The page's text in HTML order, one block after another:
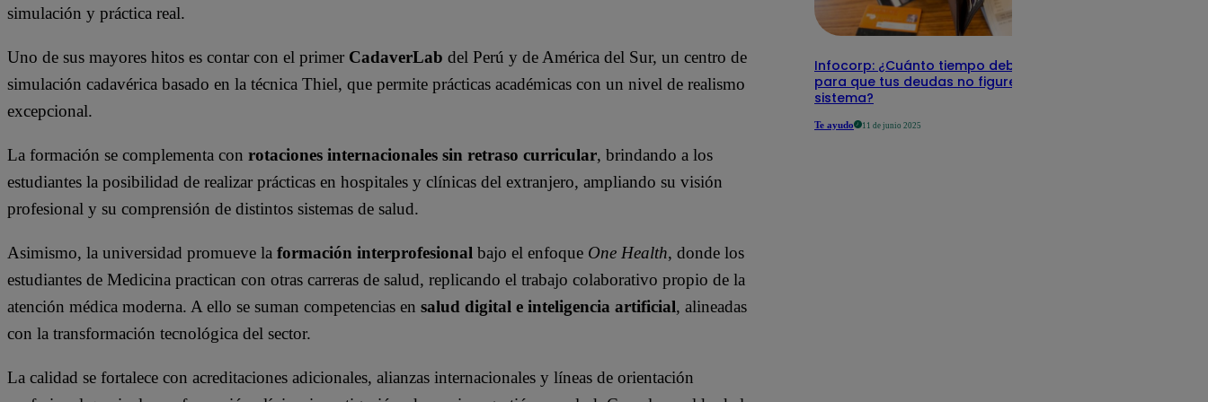
simulación y práctica real.
Uno de sus mayores hitos es contar con el primer CadaverLab del Perú y de América del Sur, un centro de
simulación cadavérica basado en la técnica Thiel, que permite prácticas académicas con un nivel de realismo
excepcional.
La formación se complementa con rotaciones internacionales sin retraso curricular, brindando a los
estudiantes la posibilidad de realizar prácticas en hospitales y clínicas del extranjero, ampliando su visión
profesional y su comprensión de distintos sistemas de salud.
Asimismo, la universidad promueve la formación interprofesional bajo el enfoque One Health, donde los
estudiantes de Medicina practican con otras carreras de salud, replicando el trabajo colaborativo propio de la
atención médica moderna. A ello se suman competencias en salud digital e inteligencia artificial, alineadas
con la transformación tecnológica del sector.
La calidad se fortalece con acreditaciones adicionales, alianzas internacionales y líneas de orientación
Infocorp: ¿Cuánto tiempo debe pasar
para que tus deudas no figuren en su
sistema?
Te ayudo 11 de junio 2025